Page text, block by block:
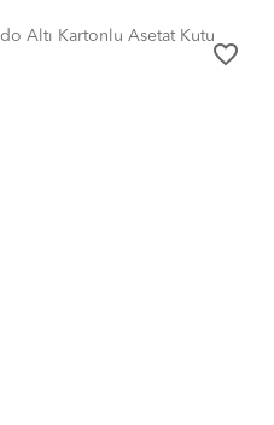
favorite_border